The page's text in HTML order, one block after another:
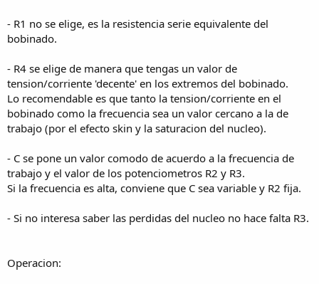
- R1 no se elige, es la resistencia serie equivalente del
bobinado.
- R4 se elige de manera que tengas un valor de
tension/corriente 'decente' en los extremos del bobinado.
Lo recomendable es que tanto la tension/corriente en el
bobinado como la frecuencia sea un valor cercano a la de
trabajo (por el efecto skin y la saturacion del nucleo).
- C se pone un valor comodo de acuerdo a la frecuencia de
trabajo y el valor de los potenciometros R2 y R3.
Si la frecuencia es alta, conviene que C sea variable y R2 fija.
- Si no interesa saber las perdidas del nucleo no hace falta R3.
Operacion: